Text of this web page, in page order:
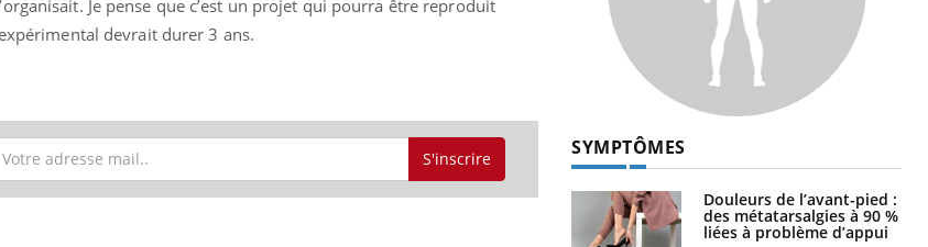
Je pense que c’est un projet qui pourra être reproduit
devrait durer 3 ans.
S'inscrire SYMPTÔMES
Douleurs de l’avant-pied :
des métatarsalgies à 90 %
liées à problème d’appui